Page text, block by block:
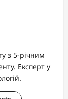
з 5-річним
Експерт у